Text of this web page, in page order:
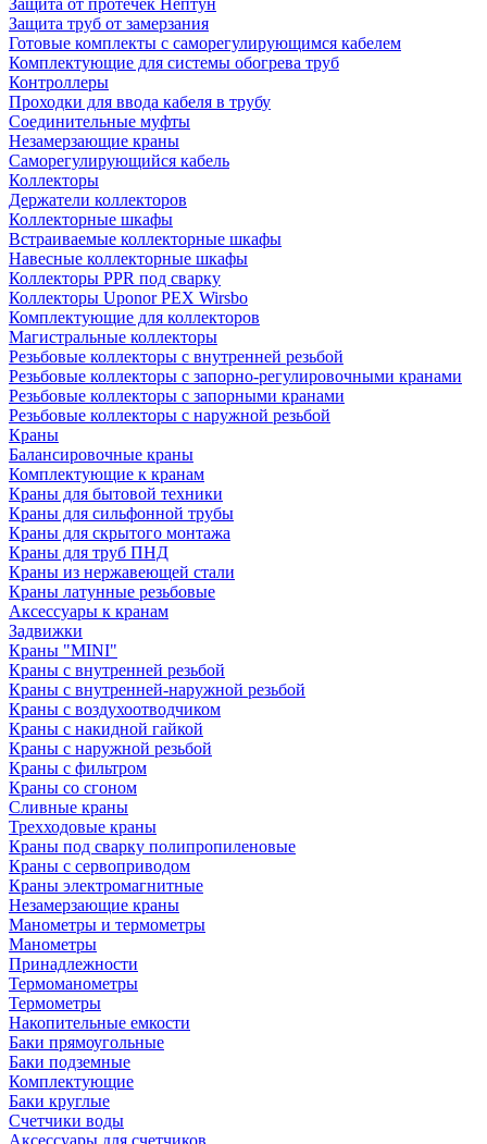
Защита труб от замерзания
Готовые комплекты с саморегулирующимся кабелем
Комплектующие для системы обогрева труб
Контроллеры
Проходки для ввода кабеля в трубу
Соединительные муфты
Незамерзающие краны
Саморегулирующийся кабель
Коллекторы
Держатели коллекторов
Коллекторные шкафы
Встраиваемые коллекторные шкафы
Навесные коллекторные шкафы
Коллекторы PPR под сварку
Коллекторы Uponor PEX Wirsbo
Комплектующие для коллекторов
Магистральные коллекторы
Резьбовые коллекторы с внутренней резьбой
Резьбовые коллекторы с запорно-регулировочными кранами
Резьбовые коллекторы с запорными кранами
Резьбовые коллекторы с наружной резьбой
Краны
Балансировочные краны
Комплектующие к кранам
Краны для бытовой техники
Краны для сильфонной трубы
Краны для скрытого монтажа
Краны для труб ПНД
Краны из нержавеющей стали
Краны латунные резьбовые
Аксессуары к кранам
Задвижки
Краны "MINI"
Краны с внутренней резьбой
Краны с внутренней-наружной резьбой
Краны с воздухоотводчиком
Краны с накидной гайкой
Краны с наружной резьбой
Краны с фильтром
Краны со сгоном
Сливные краны
Трехходовые краны
Краны под сварку полипропиленовые
Краны с сервоприводом
Краны электромагнитные
Незамерзающие краны
Манометры и термометры
Манометры
Принадлежности
Термоманометры
Термометры
Накопительные емкости
Баки прямоугольные
Баки подземные
Комплектующие
Баки круглые
Счетчики воды
Аксессуары для счетчиков